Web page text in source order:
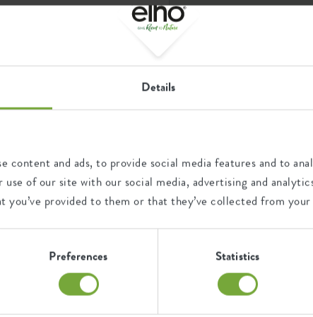
Details
content and ads, to provide social media features and to
of our site with our social media, advertising and
provided to them or that they’ve collected from
Preferences Statistics
mit Windenergie,
von Weichmachern
robust.
dass Sie damit Ihren
Tische oder
Ihnen elho beim Schutz
Hilfsmittel
Kratzer. Dieser
Material von elho
h 2 x d 15 cm
Der ripple floor protector
Topf und dem Untergrund.
transparent